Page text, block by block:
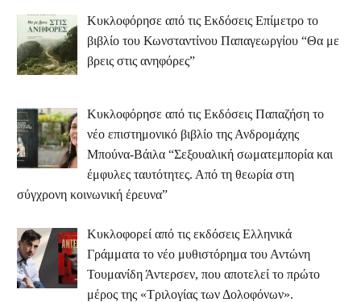
Κυκλοφόρησε από τις Εκδόσεις Επίμετρο το
βιβλίο του Κωνσταντίνου Παπαγεωργίου “Θα με
βρεις στις ανηφόρες”
Κυκλοφόρησε από τις Εκδόσεις Παπαζήση το
νέο επιστημονικό βιβλίο της Ανδρομάχης
Μπούνα-Βάιλα “Σεξουαλική σωματεμπορία και
έμφυλες ταυτότητες. Από τη θεωρία στη
σύγχρονη κοινωνική έρευνα”
Κυκλοφορεί από τις εκδόσεις Ελληνικά
Γράμματα το νέο μυθιστόρημα του Αντώνη
Τουμανίδη Άντερσεν, που αποτελεί το πρώτο
μέρος της «Τριλογίας των Δολοφόνων».